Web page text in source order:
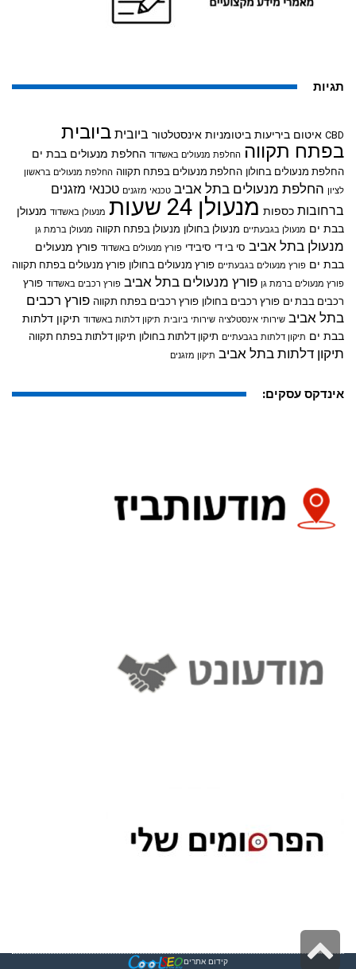
תגיות
CBD איטום ביריעות ביטומניות אינסטלטור ביובית ביובית
בפתח תקווה החלפת מנעולים באשדוד החלפת מנעולים בבת ים
החלפת מנעולים בחולון החלפת מנעולים בפתח תקווה החלפת מנעולים בראשון
לציון החלפת מנעולים בתל אביב טכנאי מזגנים טכנאי מזגנים
ברחובות כספות מנעולן 24 שעות מנעולן באשדוד מנעולן
בבת ים מנעולן בגבעתיים מנעולן בחולון מנעולן בפתח תקווה מנעולן ברמת גן
מנעולן בתל אביב סי בי די סיבידי פורץ מנעולים באשדוד פורץ מנעולים
בבת ים פורץ מנעולים בגבעתיים פורץ מנעולים בחולון פורץ מנעולים בפתח תקווה
פורץ מנעולים ברמת גן פורץ מנעולים בתל אביב פורץ רכבים באשדוד פורץ
רכבים בבת ים פורץ רכבים בחולון פורץ רכבים בפתח תקווה פורץ רכבים
בתל אביב שירותי אינסטלציה שירותי ביובית תיקון דלתות באשדוד תיקון דלתות
בבת ים תיקון דלתות בגבעתיים תיקון דלתות בחולון תיקון דלתות בפתח תקווה
תיקון דלתות בתל אביב תיקון מזגנים
אינדקס עסקים:
קידום אתרים
גלילה